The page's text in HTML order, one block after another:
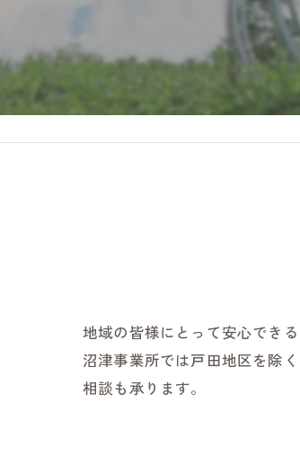
訪問
居宅介
デイ
ど
地域の皆様にとって安心でき
沼津事業所では戸田地区を除
相談も承ります。